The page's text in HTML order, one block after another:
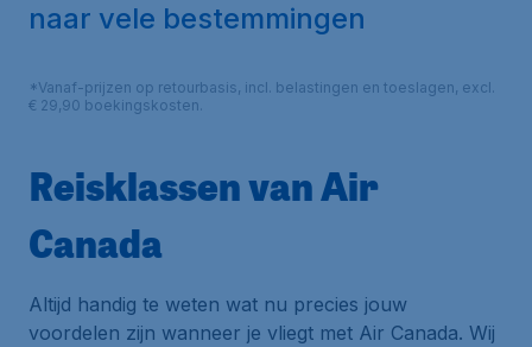
naar vele bestemmingen
*Vanaf-prijzen op retourbasis, incl. belastingen en toeslagen, excl.
€ 29,90 boekingskosten.
Reisklassen van Air
Canada
Altijd handig te weten wat nu precies jouw
voordelen zijn wanneer je vliegt met Air Canada. Wij